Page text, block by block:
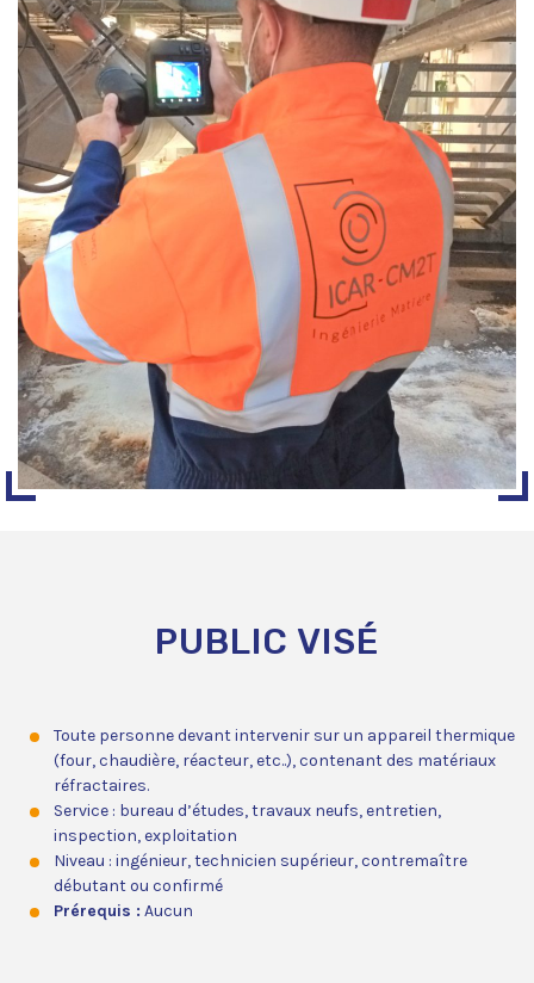
PUBLIC VISÉ
Toute personne devant intervenir sur un appareil thermique
(four, chaudière, réacteur, etc..), contenant des matériaux
réfractaires.
Service : bureau d’études, travaux neufs, entretien,
inspection, exploitation
Niveau : ingénieur, technicien supérieur, contremaître
débutant ou confirmé
Prérequis : Aucun